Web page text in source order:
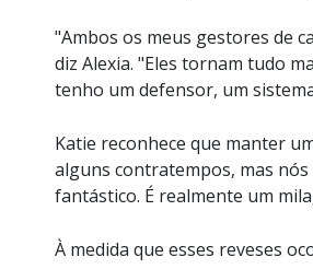
"Ambos os meus gestores de
diz Alexia. "Eles tornam tudo
tenho um defensor, um
Katie reconhece que manter
alguns contratempos, mas nós
fantástico. É realmente um
À medida que esses reveses